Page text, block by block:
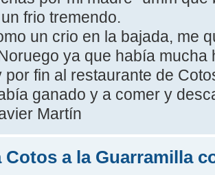
frio tremendo.
un crio en la bajada, me
ya que había
por fin al restaurante de
ganado y a comer y
Martín
Cotos a la Guarramilla